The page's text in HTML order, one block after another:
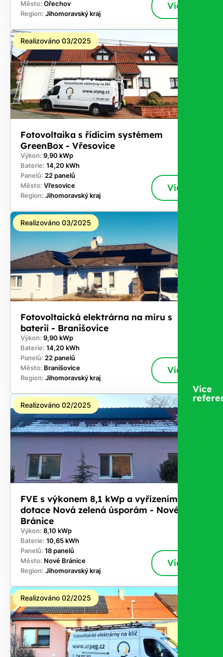
Město: Ořechov
Region: Jihomoravský kraj
Více
Realizováno 03/2025
Fotovoltaika s řídicím systémem
GreenBox - Vřesovice
Výkon: 9,90 kWp
Baterie: 14,20 kWh
Panelů: 22 panelů
Město: Vřesovice
Region: Jihomoravský kraj
Více
Realizováno 03/2025
Fotovoltaická elektrárna na míru s
baterií - Branišovice
Výkon: 9,90 kWp
Baterie: 14,20 kWh
Panelů: 22 panelů
Město: Branišovice
Region: Jihomoravský kraj
Více
Realizováno 02/2025
FVE s výkonem 8,1 kWp a vyřízením
dotace Nová zelená úsporám - Nové
Bránice
Výkon: 8,10 kWp
Baterie: 10,65 kWh
Panelů: 18 panelů
Město: Nové Bránice
Region: Jihomoravský kraj
Více
Realizováno 02/2025
Více